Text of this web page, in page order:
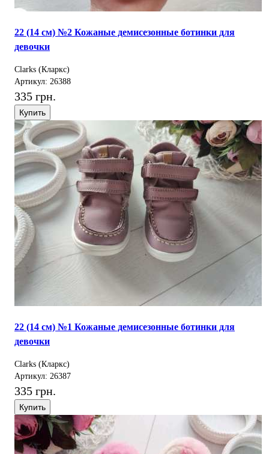
22 (14 см) №2 Кожаные демисезонные ботинки для
девочки
Clarks (Кларкс)
Артикул: 26388
335 грн.
Купить
22 (14 см) №1 Кожаные демисезонные ботинки для
девочки
Clarks (Кларкс)
Артикул: 26387
335 грн.
Купить